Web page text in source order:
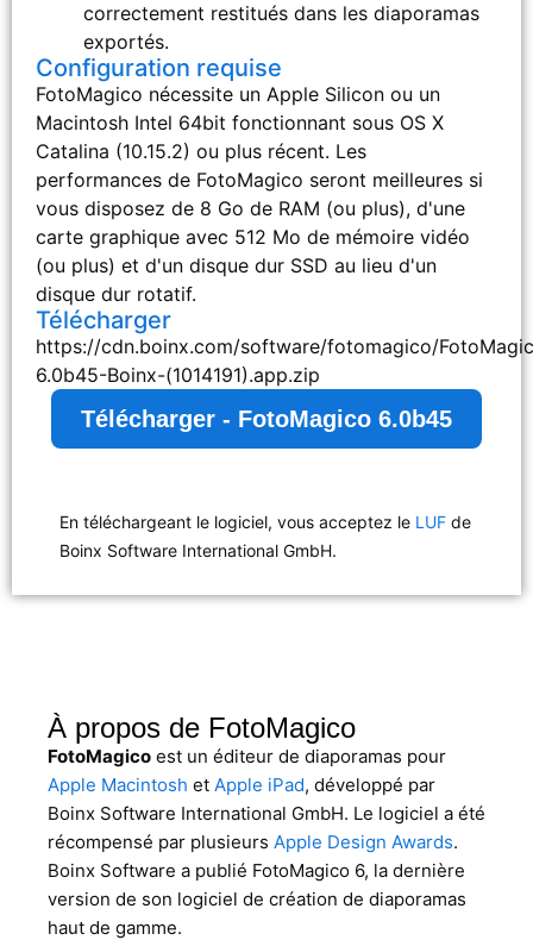
correctement restitués dans les diaporamas
exportés.
Configuration requise
FotoMagico nécessite un Apple Silicon ou un
Macintosh Intel 64bit fonctionnant sous OS X
Catalina (10.15.2) ou plus récent. Les
performances de FotoMagico seront meilleures si
vous disposez de 8 Go de RAM (ou plus), d'une
carte graphique avec 512 Mo de mémoire vidéo
(ou plus) et d'un disque dur SSD au lieu d'un
disque dur rotatif.
Télécharger
https://cdn.boinx.com/software/fotomagico/
6.0b45-Boinx-(1014191).app.zip
Télécharger - FotoMagico 6.0b45
En téléchargeant le logiciel, vous acceptez le LUF de
Boinx Software International GmbH.
À propos de FotoMagico
FotoMagico est un éditeur de diaporamas pour
Apple Macintosh et Apple iPad, développé par
Boinx Software International GmbH. Le logiciel a été
récompensé par plusieurs Apple Design Awards.
Boinx Software a publié FotoMagico 6, la dernière
version de son logiciel de création de diaporamas
haut de gamme.